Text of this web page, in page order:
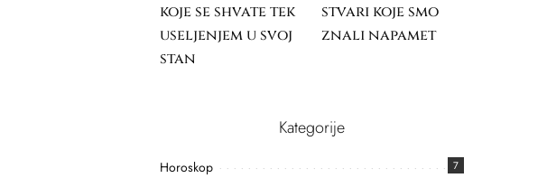
koje se shvate tek
useljenjem u svoj
stan
stvari koje smo
znali napamet
Kategorije
Horoskop 7